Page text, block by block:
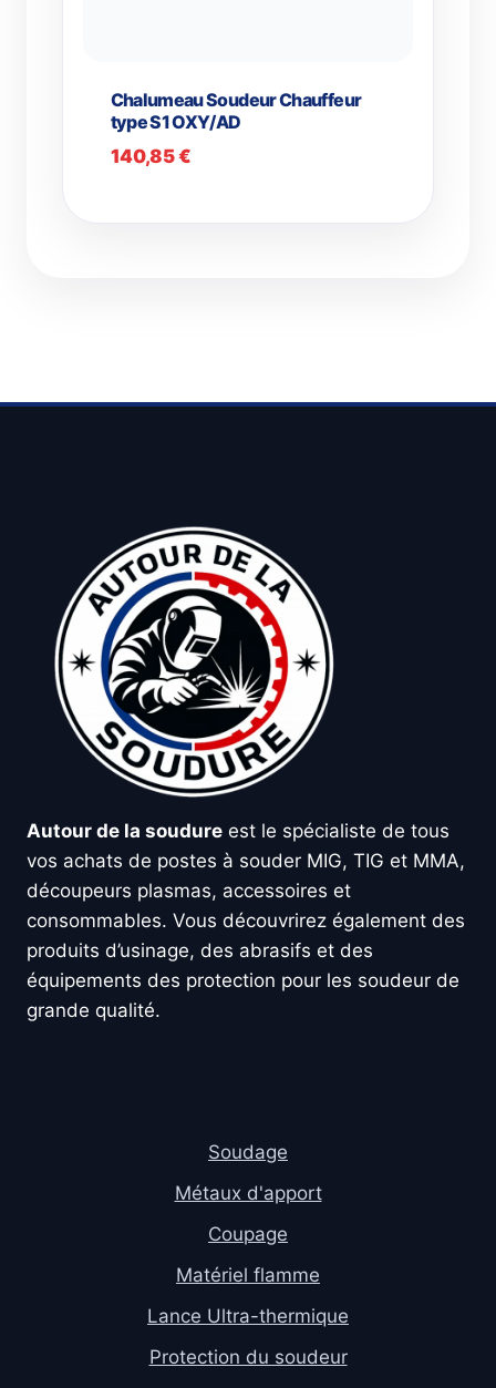
Chalumeau Soudeur Chauffeur
type S1 OXY/AD
140,85€
Autour de la soudure est le spécialiste de tous
vos achats de postes à souder MIG, TIG et MMA,
découpeurs plasmas, accessoires et
consommables. Vous découvrirez également des
produits d’usinage, des abrasifs et des
équipements des protection pour les soudeur de
grande qualité.
Soudage
Métaux d'apport
Coupage
Matériel flamme
Lance Ultra-thermique
Protection du soudeur